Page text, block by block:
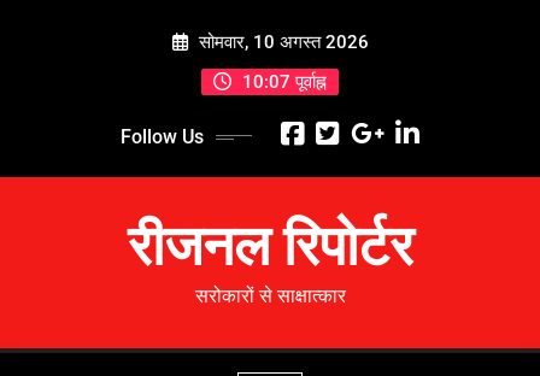
सोमवार, 10 अगस्त 2026
10:07 पूर्वाह्न
Follow Us
रीजनल रिपोर्टर
सरोकारों से साक्षात्कार